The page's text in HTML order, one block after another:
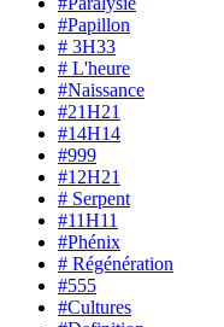
#Papillon
# 3H33
# L'heure
#Naissance
#21H21
#14H14
#999
#12H21
# Serpent
#11H11
#Phénix
# Régénération
#555
#Cultures